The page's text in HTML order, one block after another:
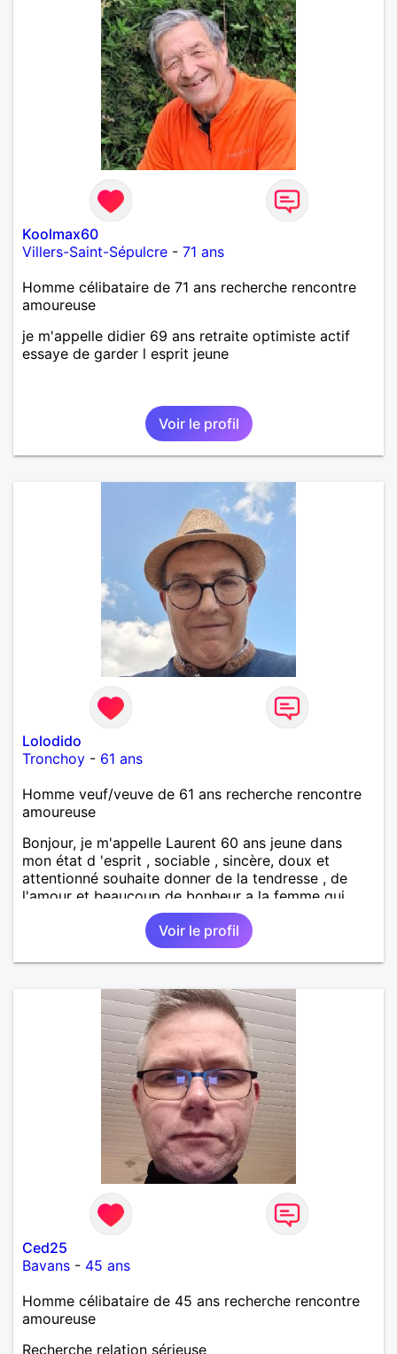
Koolmax60
Villers-Saint-Sépulcre - 71 ans
Homme célibataire de 71 ans recherche rencontre
amoureuse
je m'appelle didier 69 ans retraite optimiste actif
essaye de garder l esprit jeune
Voir le profil
Lolodido
Tronchoy - 61 ans
Homme veuf/veuve de 61 ans recherche rencontre
amoureuse
Bonjour, je m'appelle Laurent 60 ans jeune dans
mon état d 'esprit , sociable , sincère, doux et
attentionné souhaite donner de la tendresse , de
l'amour et beaucoup de bonheur a la femme qui
souhaitera partager ma vie . Bientôt en retraite a la
fin de l 'année et libre de toute contrainte. Digne de
confiance à la femme qui voudras m 'en accorder
en toute sincérité. Pour le reste venez me découvrir
Voir le profil
Ced25
Bavans - 45 ans
Homme célibataire de 45 ans recherche rencontre
amoureuse
Recherche relation sérieuse